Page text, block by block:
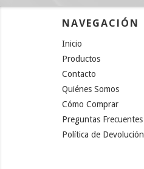
NAVEGACIÓN
Inicio
Productos
Contacto
Quiénes Somos
Cómo Comprar
Preguntas Frecuentes
Política de Devolución